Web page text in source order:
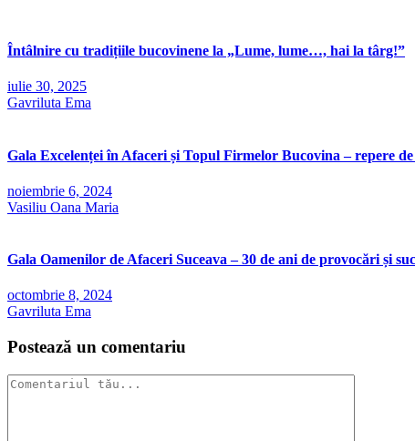
Întâlnire cu tradițiile bucovinene la „Lume, lume…, hai la târg!”
iulie 30, 2025
Gavriluta Ema
Gala Excelenței în Afaceri și Topul Firmelor Bucovina – repere
noiembrie 6, 2024
Vasiliu Oana Maria
Gala Oamenilor de Afaceri Suceava – 30 de ani de provocări și
octombrie 8, 2024
Gavriluta Ema
Postează un comentariu